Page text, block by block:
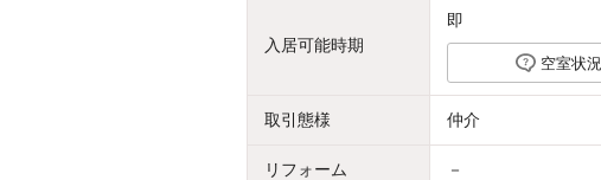
入居可能時期
即
空室状
取引態様 仲介
リフォーム －